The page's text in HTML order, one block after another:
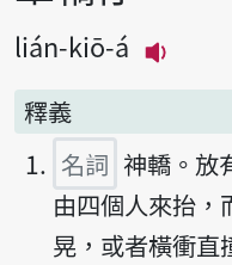
lián-kiō-á
釋義
名詞 神轎。放
由四個人來抬，
晃，或者橫衝直